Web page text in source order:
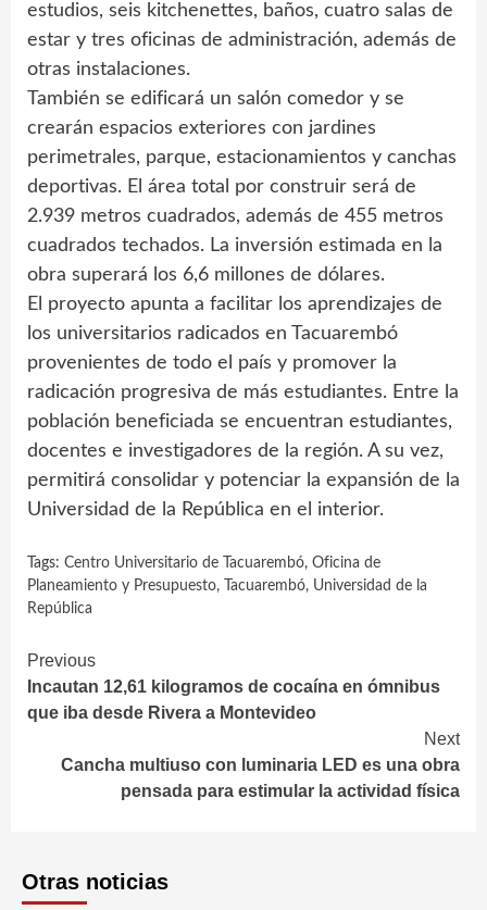
estudios, seis kitchenettes, baños, cuatro salas de
estar y tres oficinas de administración, además de
otras instalaciones.
También se edificará un salón comedor y se
crearán espacios exteriores con jardines
perimetrales, parque, estacionamientos y canchas
deportivas. El área total por construir será de
2.939 metros cuadrados, además de 455 metros
cuadrados techados. La inversión estimada en la
obra superará los 6,6 millones de dólares.
El proyecto apunta a facilitar los aprendizajes de
los universitarios radicados en Tacuarembó
provenientes de todo el país y promover la
radicación progresiva de más estudiantes. Entre la
población beneficiada se encuentran estudiantes,
docentes e investigadores de la región. A su vez,
permitirá consolidar y potenciar la expansión de la
Universidad de la República en el interior.
Tags: Centro Universitario de Tacuarembó, Oficina de
Planeamiento y Presupuesto, Tacuarembó, Universidad de la
República
Continue
Reading
Previous
Incautan 12,61 kilogramos de cocaína en ómnibus
que iba desde Rivera a Montevideo
Next
Cancha multiuso con luminaria LED es una obra
pensada para estimular la actividad física
Otras noticias